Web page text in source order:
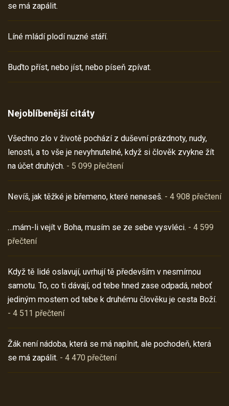
se má zapálit.
Líné mládí plodí nuzné stáří.
Buďto příst, nebo jíst, nebo píseň zpívat.
Nejoblíbenější citáty
Všechno zlo v životě pochází z duševní prázdnoty, nudy,
lenosti, a to vše je nevyhnutelné, když si člověk zvykne žít
na účet druhých. - 5 099 přečtení
Nevíš, jak těžké je břemeno, které neneseš. - 4 908 přečtení
…mám-li vejít v Boha, musím se ze sebe vysvléci. - 4 599
přečtení
Když tě lidé oslavují, uvrhují tě především v nesmírnou
samotu. To, co ti dávají, od tebe hned zase odpadá, neboť
jediným mostem od tebe k druhému člověku je cesta Boží.
- 4 511 přečtení
Žák není nádoba, která se má naplnit, ale pochodeň, která
se má zapálit. - 4 470 přečtení